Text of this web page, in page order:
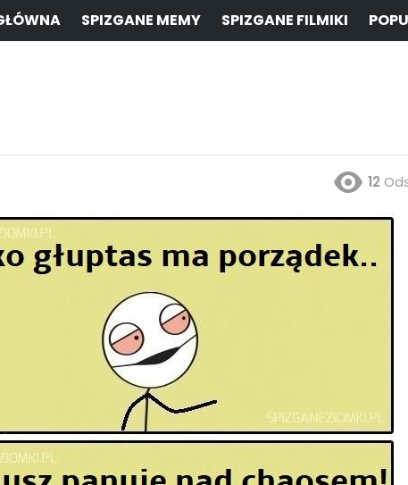
SPIZGANE MEMY SPIZGANE FILMIKI
12